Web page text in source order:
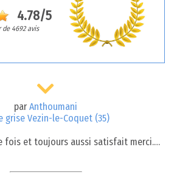
4.78/5
4692 avis
parAnthoumani
grise Vezin-le-Coquet (35)
fois et toujours aussi satisfait merci.…